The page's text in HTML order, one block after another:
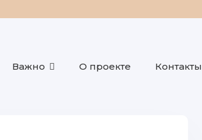
Важно О проекте Контакты